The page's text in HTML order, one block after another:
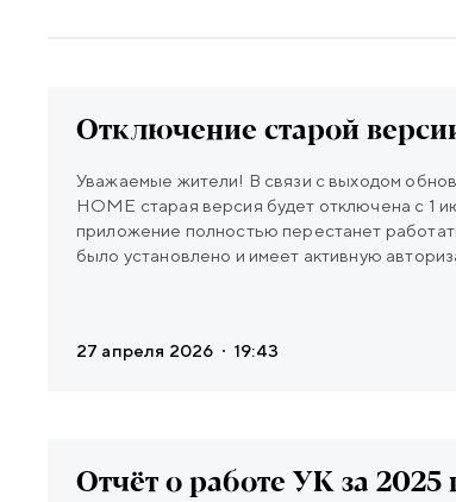
НовостиОтключение старой
Уважаемые жители! В связи с выходом
HOME старая версия будет отключена с 1
приложение полностью перестанет
было установлено и имеет активную
27 апреля 2026 19:43
Отчёт о работе УК за 2025